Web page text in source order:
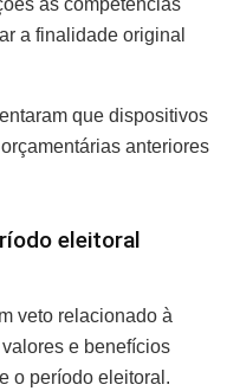
às competências
a finalidade original
que dispositivos
anteriores
eleitoral
veto relacionado à
e benefícios
o período eleitoral.